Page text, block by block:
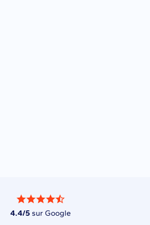
4.4/5 sur Google